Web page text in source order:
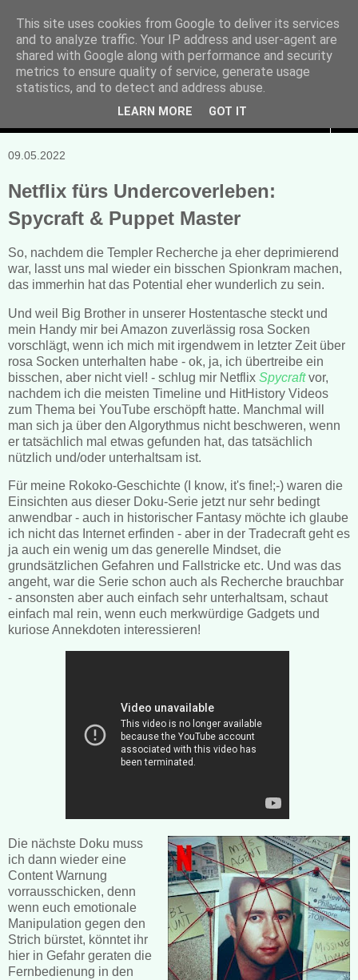
Manuela Sonntag
Bücher, Blogs & mehr
09.05.2022
Netflix fürs Undercoverleben:
Spycraft & Puppet Master
So, nachdem die Templer Recherche ja eher deprimierend
war, lasst uns mal wieder ein bisschen Spionkram machen,
das immerhin hat das Potential eher wunderlich zu sein.
Und weil Big Brother in unserer Hostentasche steckt und
mein Handy mir bei Amazon zuverlässig rosa Socken
vorschlägt, wenn ich mich mit irgendwem in letzter Zeit über
rosa Socken unterhalten habe - ok, ja, ich übertreibe ein
bisschen, aber nicht viel! - schlug mir Netflix Spycraftvor,
nachdem ich die meisten Timeline und HitHistory Videos
zum Thema bei YouTube erschöpft hatte. Manchmal will
man sich ja über den Algorythmus nicht beschweren, wenn
er tatsächlich mal etwas gefunden hat, das tatsächlich
nützlich und/oder unterhaltsam ist.
Für meine Rokoko-Geschichte (I know, it's fine!;-) waren die
Einsichten aus dieser Doku-Serie jetzt nur sehr bedingt
anwendbar - auch in historischer Fantasy möchte ich glaube
ich nicht das Internet erfinden - aber in der Tradecraft geht es
ja auch ein wenig um das generelle Mindset, die
grundsätzlichen Gefahren und Fallstricke etc. Und was das
angeht, war die Serie schon auch als Recherche brauchbar
- ansonsten aber auch einfach sehr unterhaltsam, schaut
einfach mal rein, wenn euch merkwürdige Gadgets und
kuriose Annekdoten interessieren!
Die nächste Doku muss
ich dann wieder eine
Content Warnung
vorrausschicken, denn
wenn euch emotionale
Manipulation gegen den
Strich bürstet, könntet ihr
hier in Gefahr geraten die
Fernbedienung in den
This site uses cookies from Google to deliver its services
and to analyze traffic. Your IP address and user-agent are
shared with Google along with performance and security
metrics to ensure quality of service, generate usage
statistics, and to detect and address abuse.
LEARN MORE GOT IT